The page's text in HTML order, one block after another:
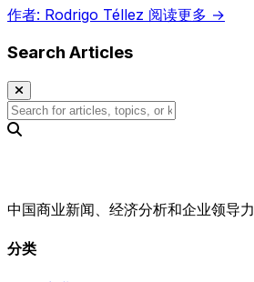
作者: Rodrigo Téllez 阅读更多 →
Search Articles
中国商业新闻、经济分析和企业领导力
分类